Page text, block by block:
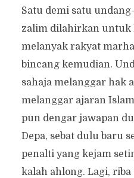
Satu demi satu
zalim dilahirkan untuk
melanyak rakyat
bincang kemudian.
sahaja melanggar hak
melanggar ajaran
pun dengar jawapan
Depa, sebat dulu baru
penalti yang kejam
kalah ahlong. Lagi,